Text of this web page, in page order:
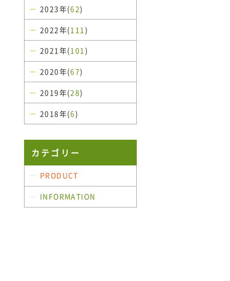
2023年(62)
2022年(111 )
2021年(101)
2020年(67)
2019年(28)
2018年(6)
カテゴリー
PRODUCT
INFORMATION